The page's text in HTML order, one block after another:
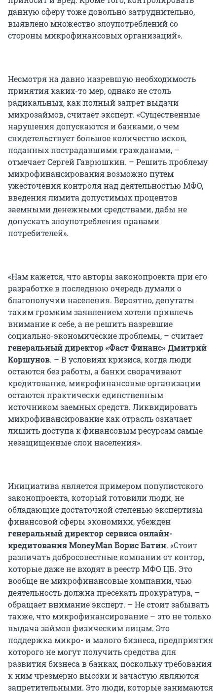
данную сферу тоже довольно затруднительно,
выявлено множество злоупотреблений со
стороны микрофинансовых организаций».
Несмотря на давно назревшую необходимость
принятия каких-то мер, однако не столь
радикальных, как полный запрет выдачи
микрозаймов, считает эксперт. «Существенные
нарушения допускаются и банками, о чем
свидетельствует большое количество исков,
поданных пострадавшими гражданами, –
отмечает Сергей Гаврюшкин. – Решить проблему
микрофинансирования возможно путем
ужесточения контроля над деятельностью МФО,
введения лимита допустимых процентов
заемными денежными средствами, дабы не
допускать злоупотребления правами
потребителей».
«Нам кажется, что авторы законопроекта при его
разработке в последнюю очередь думали о
благополучии населения. Вероятно, депутаты
таким громким заявлением хотели привлечь
внимание к себе, а не решить назревшие
социально-экономические проблемы, – считает
генеральный директор «Фаст Финанс» Дмитрий
Коршунов. – В условиях кризиса, когда люди
остаются без работы, а банки сворачивают
кредитование, микрофинансовые организации
остаются практически единственным
источником заемных средств. Ликвидировать
микрофинансирование как отрасль означает
лишить доступа к финансовым ресурсам самые
незащищенные слои населения».
Инициатива является примером популистского
законопроекта, который готовили люди, не
обладающие достаточной степенью экспертизы
финансовой сферы экономики, убежден
генеральный директор сервиса онлайн-
кредитования MoneyMan Борис Батин. «Стоит
различать добросовестные компании от контор,
которые даже не входят в реестр МФО ЦБ. Это
вообще не микрофинансовые компании, чью
деятельность должна пресекать прокуратура, –
обращает внимание эксперт. – Не стоит забывать
также, что микрофинансирование – это не только
выдача займов физическим лицам. Это
поддержка микро- и малого бизнеса, предприятия
которого не могут получить средства для
развития бизнеса в банках, поскольку требования
к ним чрезмерно высоки и зачастую являются
запретительными. Это люди, которые занимаются